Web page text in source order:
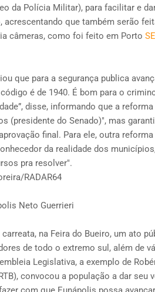
da Polícia Militar), para facilitar e
acrescentando que também serão
câmeras, como foi feito em Porto
que para a segurança publica
é de 1940. É bom para o
disse, informando que a
(presidente do Senado)", mas
final. Para ele, outra
da realidade dos
pra resolver".
RADAR64
Neto Guerrieri
na Feira do Bueiro, um ato
de todo o extremo sul, além de
Legislativa, a exemplo de
convocou a população a dar